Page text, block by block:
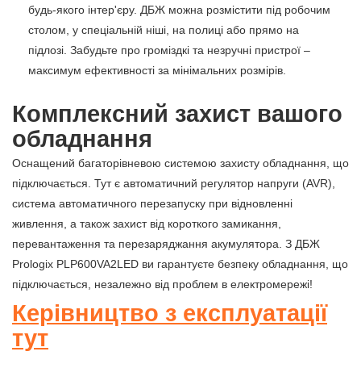
будь-якого інтер'єру. ДБЖ можна розмістити під робочим
столом, у спеціальній ніші, на полиці або прямо на
підлозі. Забудьте про громіздкі та незручні пристрої –
максимум ефективності за мінімальних розмірів.
Комплексний захист вашого
обладнання
Оснащений багаторівневою системою захисту обладнання, що
підключається. Тут є автоматичний регулятор напруги (AVR),
система автоматичного перезапуску при відновленні
живлення, а також захист від короткого замикання,
перевантаження та перезаряджання акумулятора. З ДБЖ
Prologix PLP600VA2LED ви гарантуєте безпеку обладнання, що
підключається, незалежно від проблем в електромережі!
Керівництво з експлуатації
тут